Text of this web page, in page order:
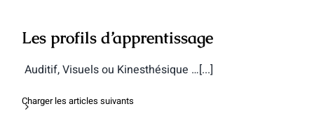
Les profils d’apprentissage
Auditif, Visuels ou Kinesthésique …[...]
Charger les articles suivants